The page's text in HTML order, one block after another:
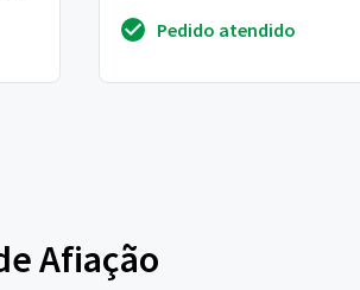
Pedido atendido
Afiação